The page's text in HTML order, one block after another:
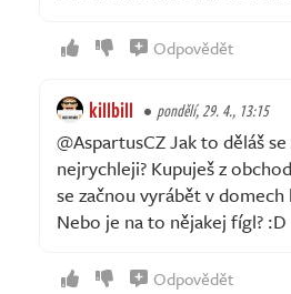
Odpovědět
killbill pondělí, 29. 4., 13:15
@AspartusCZ Jak to děláš
nejrychleji? Kupuješ z
se začnou vyrábět v
Nebo je na to nějakej fígl? :D
Odpovědět